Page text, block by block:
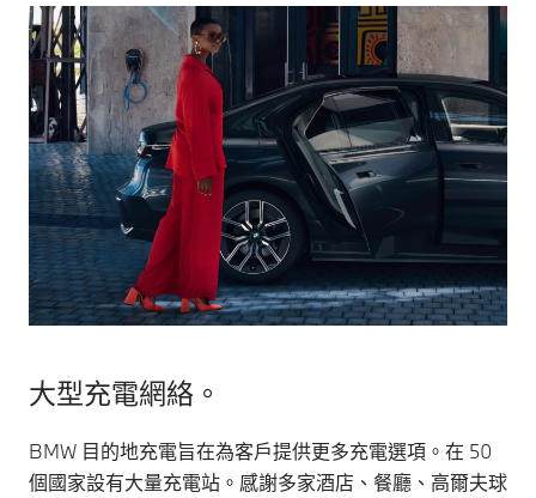
大型充電網絡。
BMW 目的地充電旨在為客戶提供更多充電選項。在 50
個國家設有大量充電站。感謝多家酒店、餐廳、高爾夫球